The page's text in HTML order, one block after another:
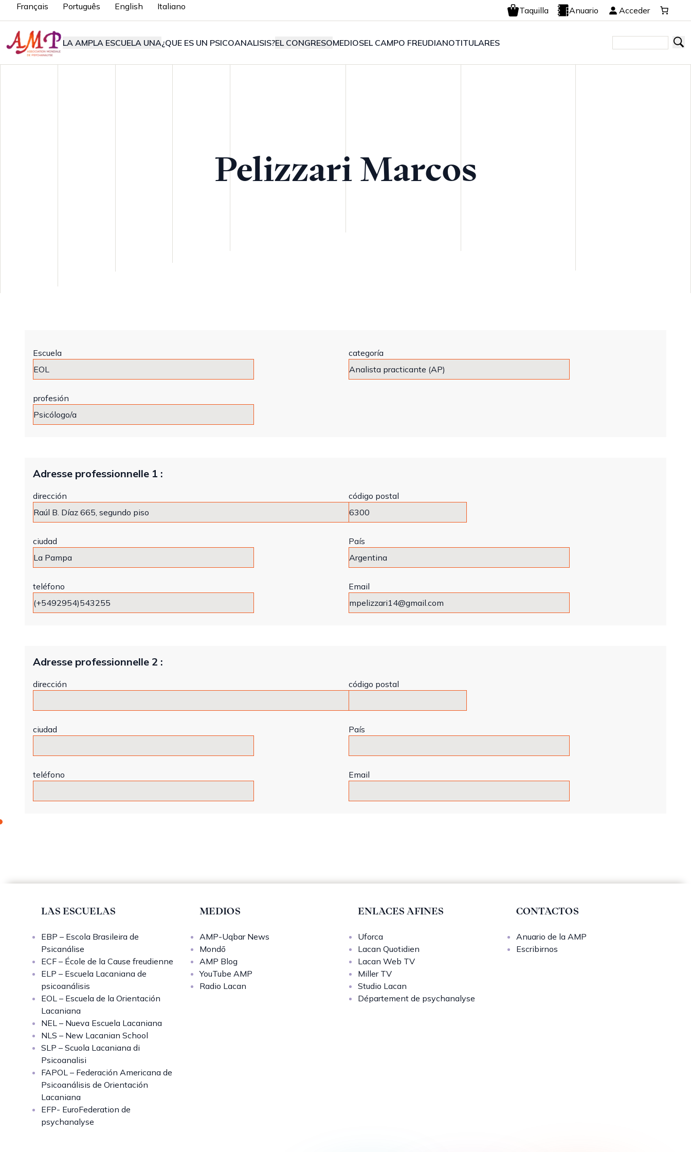
Français Português English Italiano Taquilla Anuario Acceder
LA AMPLA ESCUELA UNA¿QUE ES UN PSICOANALISIS?EL CONGRESOMEDIOSEL CAMPO FREUDIANOTITULARES
Pelizzari Marcos
Escuela categoría
profesión
Adresse professionnelle 1 :
dirección código postal
ciudad País
teléfono Email
Adresse professionnelle 2 :
dirección código postal
ciudad País
teléfono Email
LAS ESCUELAS
EBP – Escola Brasileira de
Psicanálise
ECF – École de la Cause freudienne
ELP – Escuela Lacaniana de
psicoanálisis
EOL – Escuela de la Orientación
Lacaniana
NEL – Nueva Escuela Lacaniana
NLS – New Lacanian School
SLP – Scuola Lacaniana di
Psicoanalisi
FAPOL – Federación Americana de
Psicoanálisis de Orientación
Lacaniana
EFP- EuroFederation de
psychanalyse
MEDIOS
AMP-Uqbar News
Mondō
AMP Blog
YouTube AMP
Radio Lacan
ENLACES AFINES
Uforca
Lacan Quotidien
Lacan Web TV
Miller TV
Studio Lacan
Département de psychanalyse
CONTACTOS
Anuario de la AMP
Escribirnos